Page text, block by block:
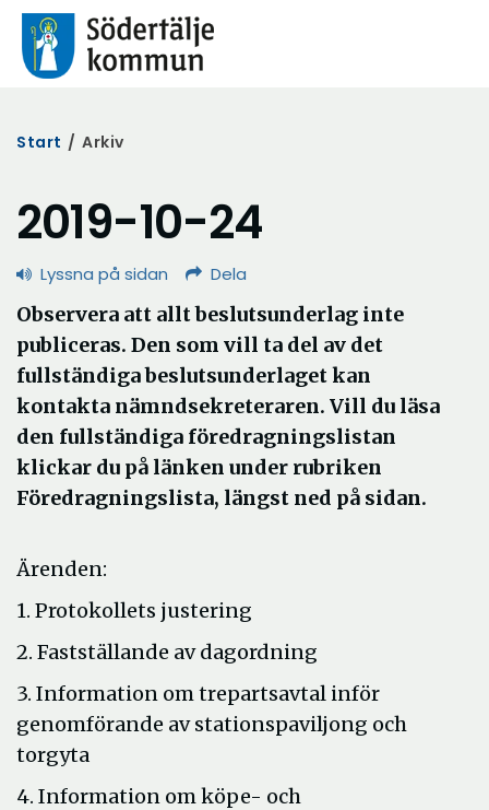
Start / Arkiv
2019-10-24
Lyssna på sidan Dela
Observera att allt beslutsunderlag inte
publiceras. Den som vill ta del av det
fullständiga beslutsunderlaget kan
kontakta nämndsekreteraren. Vill du läsa
den fullständiga föredragningslistan
klickar du på länken under rubriken
Föredragningslista, längst ned på sidan.
Ärenden:
1. Protokollets justering
2. Fastställande av dagordning
3. Information om trepartsavtal inför
genomförande av stationspaviljong och
torgyta
4. Information om köpe- och